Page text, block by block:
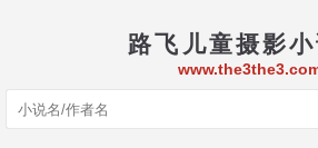
路飞儿童摄影小